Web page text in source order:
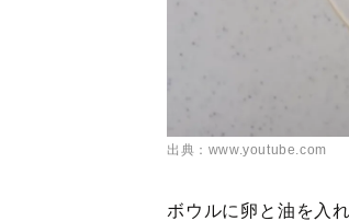
出典：www.youtube.com
ボウルに卵と油を入